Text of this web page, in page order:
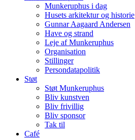
Munkeruphus i dag
Husets arkitektur og historie
Gunnar Aagaard Andersen
Have og strand
Leje af Munkeruphus
Organisation
Stillinger
Persondatapolitik
Støt
Støt Munkeruphus
Bliv kunstven
Bliv frivillig
Bliv sponsor
Tak til
Café